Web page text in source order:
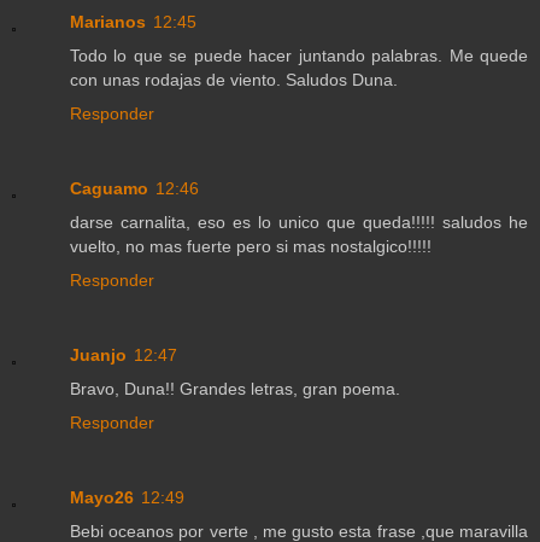
Marianos 12:45
Todo lo que se puede hacer juntando palabras. Me quede
con unas rodajas de viento. Saludos Duna.
Responder
Caguamo 12:46
darse carnalita, eso es lo unico que queda!!!!! saludos he
vuelto, no mas fuerte pero si mas nostalgico!!!!!
Responder
Juanjo 12:47
Bravo, Duna!! Grandes letras, gran poema.
Responder
Mayo26 12:49
Bebi oceanos por verte , me gusto esta frase ,que maravilla